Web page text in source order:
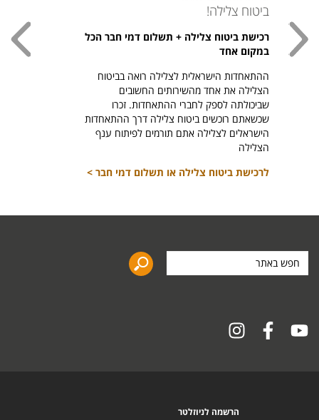
ביטוח צלילה!
רכישת ביטוח צלילה + תשלום דמי חבר הכל
במקום אחד
ההתאחדות הישראלית לצלילה רואה בביטוח
הצלילה את אחד מהשירותים החשובים
שביכולתה לספק לחברי ההתאחדות. זכרו
שכשאתם רוכשים ביטוח צלילה דרך ההתאחדות
הישראלים לצלילה אתם תורמים לפיתוח ענף
הצלילה
לרכישת ביטוח צלילה או תשלום דמי חבר >
באתר
הרשמה לניוזלטר